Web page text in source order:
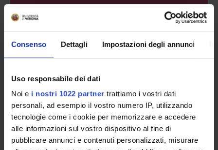
Consenso Dettagli Impostazioni degli annunci
Uso responsabile dei dati
Noi e i nostri 1022 partner trattiamo i vostri dati
personali, ad esempio il vostro numero IP, utilizzando
tecnologie come i cookie per memorizzare e accedere
alle informazioni sul vostro dispositivo al fine di
pubblicare annunci e contenuti personalizzati, misurare
Seminars related to the course
Go to lesson schedule
Overview
Enrolment Policy
Courses
Academic Calendar